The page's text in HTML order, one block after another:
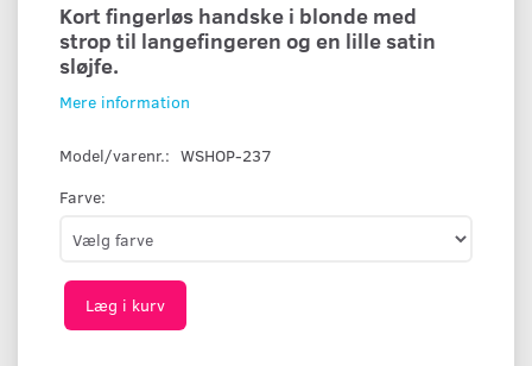
Kort fingerløs handske i blonde med
strop til langefingeren og en lille satin
sløjfe.
Mere information
Model/varenr.: WSHOP-237
Farve:
Læg i kurv